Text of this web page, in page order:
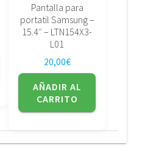
Pantalla para
portatil Samsung –
15.4″ – LTN154X3-
L01
20,00€
AÑADIR AL
CARRITO